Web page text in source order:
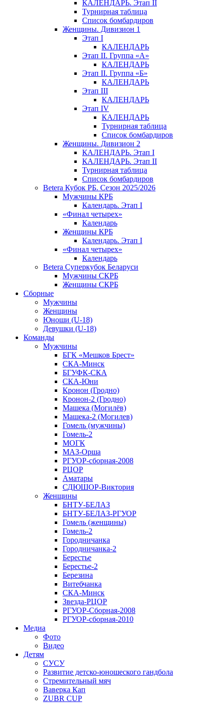
КАЛЕНДАРЬ. Этап II
Турнирная таблица
Список бомбардиров
Женщины. Дивизион 1
Этап I
КАЛЕНДАРЬ
Этап II. Группа «А»
КАЛЕНДАРЬ
Этап II. Группа «Б»
КАЛЕНДАРЬ
Этап III
КАЛЕНДАРЬ
Этап IV
КАЛЕНДАРЬ
Турнирная таблица
Список бомбардиров
Женщины. Дивизион 2
КАЛЕНДАРЬ. Этап I
КАЛЕНДАРЬ. Этап II
Турнирная таблица
Список бомбардиров
Betera Кубок РБ. Сезон 2025/2026
Мужчины КРБ
Календарь. Этап I
«Финал четырех»
Календарь
Женщины КРБ
Календарь. Этап I
«Финал четырех»
Календарь
Betera Суперкубок Беларуси
Мужчины СКРБ
Женщины СКРБ
Сборные
Мужчины
Женщины
Юноши (U-18)
Девушки (U-18)
Команды
Мужчины
БГК «Мешков Брест»
СКА-Минск
БГУФК-СКА
СКА-Юни
Кронон (Гродно)
Кронон-2 (Гродно)
Машека (Могилёв)
Машека-2 (Могилев)
Гомель (мужчины)
Гомель-2
МОГК
МАЗ-Орша
РГУОР-сборная-2008
РЦОР
Аматары
СДЮШОР-Виктория
Женщины
БНТУ-БЕЛАЗ
БНТУ-БЕЛАЗ-РГУОР
Гомель (женщины)
Гомель-2
Городничанка
Городничанка-2
Берестье
Берестье-2
Березина
Витебчанка
СКА-Минск
Звезда-РЦОР
РГУОР-Сборная-2008
РГУОР-сборная-2010
Медиа
Фото
Видео
Детям
СУСУ
Развитие детско-юношеского гандбола
Стремительный мяч
Ваверка Кап
ZUBR CUP